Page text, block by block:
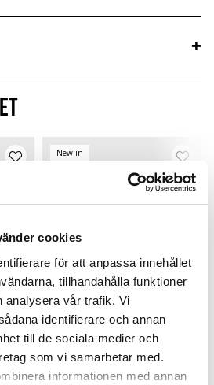
cookies
för att anpassa innehållet
tillhandahålla funktioner
analysera vår trafik. Vi
identifierare och annan
till de sociala medier och
som vi samarbetar med.
informationen med annan
+
New in
Solid Silicone Case
Wool Gray